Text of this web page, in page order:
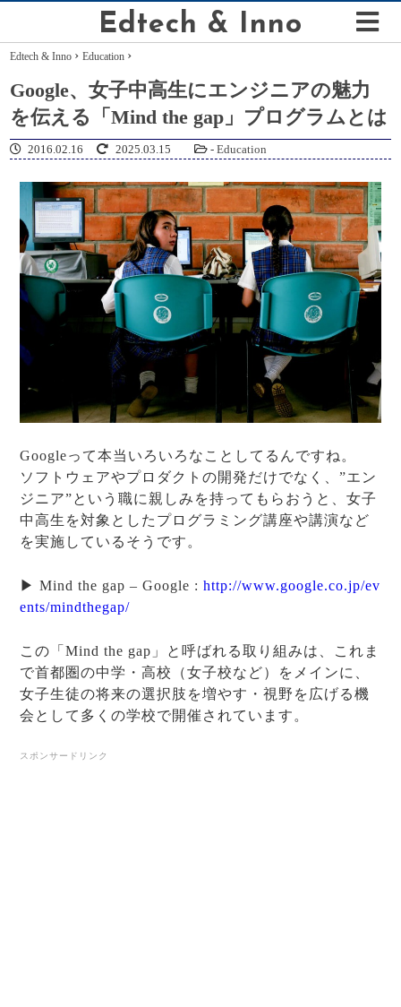
Edtech & Inno
Edtech & Inno ›Education ›
Google、女子中高生にエンジニアの魅力
を伝える「Mind the gap」プログラムとは
2016.02.16 2025.03.15 -Education
Googleって本当いろいろなことしてるんですね。
ソフトウェアやプロダクトの開発だけでなく、”エン
ジニア”という職に親しみを持ってもらおうと、女子
中高生を対象としたプログラミング講座や講演など
を実施しているそうです。
▶ Mind the gap – Google : http://www.google.co.jp/ev
ents/mindthegap/
この「Mind the gap」と呼ばれる取り組みは、これま
で首都圏の中学・高校（女子校など）をメインに、
女子生徒の将来の選択肢を増やす・視野を広げる機
会として多くの学校で開催されています。
スポンサードリンク